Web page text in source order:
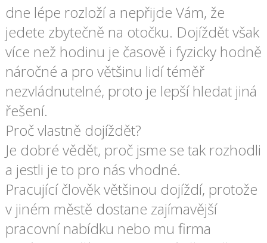
dne lépe rozloží a nepřijde Vám, že
jedete zbytečně na otočku. Dojíždět však
více než hodinu je časově i fyzicky hodně
náročné a pro většinu lidí téměř
nezvládnutelné, proto je lepší hledat jiná
řešení.
Proč vlastně dojíždět?
Je dobré vědět, proč jsme se tak rozhodli
a jestli je to pro nás vhodné.
Pracující člověk většinou dojíždí, protože
v jiném městě dostane zajímavější
pracovní nabídku nebo mu firma